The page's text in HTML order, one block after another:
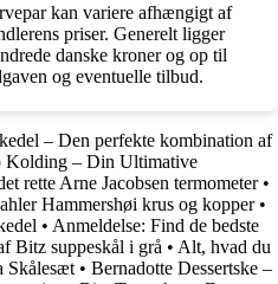
kan variere afhængigt af
priser. Generelt ligger
danske kroner og op til
og eventuelle tilbud.
– Den perfekte kombination af
Kolding – Din Ultimative
rette Arne Jacobsen termometer•
Hammershøi krus og kopper•
• Anmeldelse: Find de bedste
Bitz suppeskål i grå • Alt, hvad du
Skålesæt • Bernadotte Dessertske –